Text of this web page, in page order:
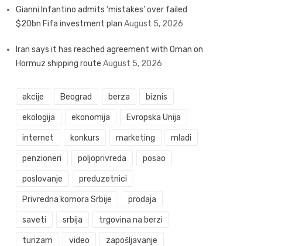
Gianni Infantino admits ‘mistakes’ over failed
$20bn Fifa investment plan August 5, 2026
Iran says it has reached agreement with Oman on
Hormuz shipping route August 5, 2026
akcije Beograd berza biznis
ekologija ekonomija Evropska Unija
internet konkurs marketing mladi
penzioneri poljoprivreda posao
poslovanje preduzetnici
Privredna komora Srbije prodaja
saveti srbija trgovina na berzi
turizam video zapošljavanje